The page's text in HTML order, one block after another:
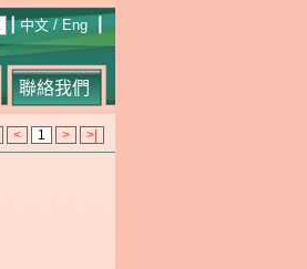
聯絡我們
中文 /Eng
< 1 > >|